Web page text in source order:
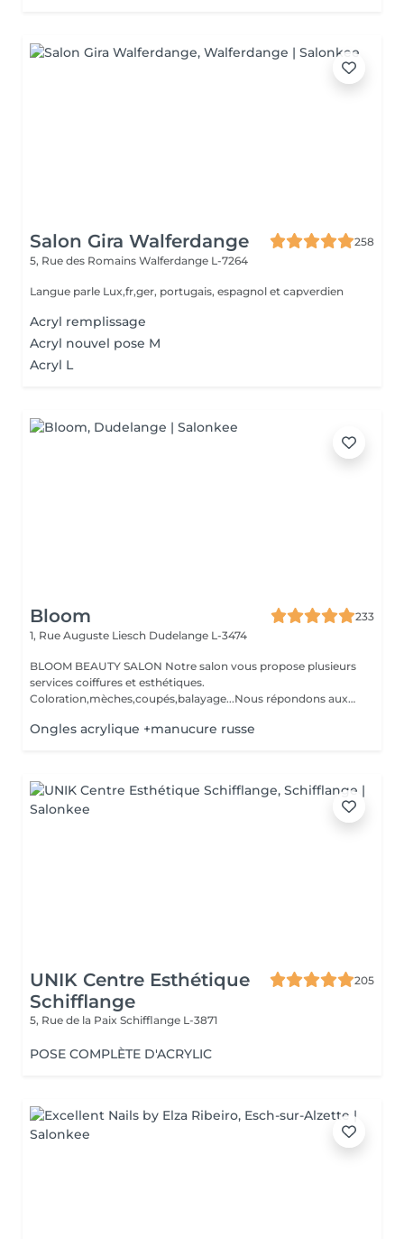
Salon Gira Walferdange
258
5, Rue des Romains Walferdange L-7264
Langue parle Lux,fr,ger, portugais, espagnol et capverdien
Acryl remplissage
Acryl nouvel pose M
Acryl L
Bloom
233
1, Rue Auguste Liesch Dudelange L-3474
BLOOM BEAUTY SALON Notre salon vous propose plusieurs
services coiffures et esthétiques.
Coloration,mèches,coupés,balayage...Nous répondons aux
Ongles acrylique +manucure russe
UNIK Centre Esthétique
Schifflange
205
5, Rue de la Paix Schifflange L-3871
POSE COMPLÈTE D'ACRYLIC